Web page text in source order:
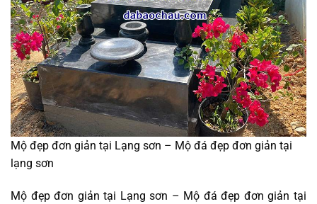
Mộ đẹp đơn giản tại Lạng sơn – Mộ đá đẹp đơn giản tại
lạng sơn
Mộ đẹp đơn giản tại Lạng sơn – Mộ đá đẹp đơn giản tại